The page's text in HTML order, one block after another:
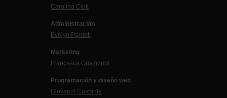
Carolina Ciuti
Administración
Evelyn Parretti
Marketing
Francesca Grismondi
Programación y diseño web
Giovanni Costante